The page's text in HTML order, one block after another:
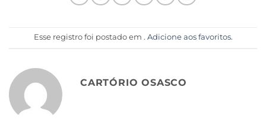
Esse registro foi postado em . Adicione aos favoritos.
CARTÓRIO OSASCO